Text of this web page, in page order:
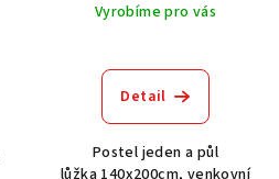
Vyrobíme pro vás
Detail
Postel jeden a půl